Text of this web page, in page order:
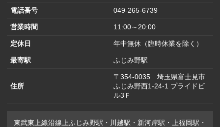
電話番号 049-265-6739
営業時間 11:00～20:00
定休日 年中無休（臨時休業を除く）
最寄駅 ふじみ野駅
住所
〒354-0035 埼玉県富士見市
ふじみ野西1-24-1 プライドビ
ル3Ｆ
東武東上線沿線上ふじみ野駅・川越駅・新河岸駅・上福岡駅・